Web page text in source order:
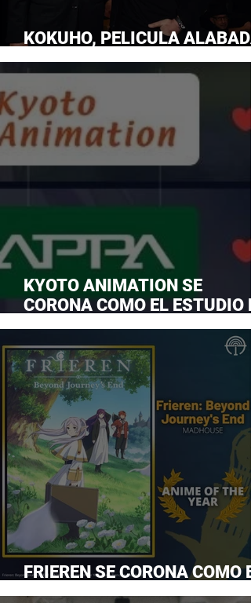
KOKUHO, PELICULA
POR TOM CRUISE
KYOTO ANIMATION SE
CORONA COMO EL ESTUDIO
ANIME FAVORITO Y LE ROBA
CORONA A MAPPA
FRIEREN SE CORONA COMO
ANIME DEL AÑO